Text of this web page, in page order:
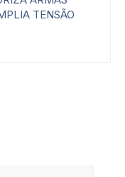
TENSÃO